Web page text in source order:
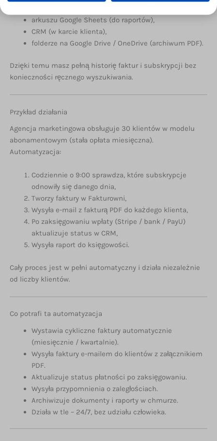
arkuszu Google Sheets (do raportów),
CRM (w karcie klienta),
folderze na Google Drive / OneDrive (archiwum PDF).
Dzięki temu masz pełną historię faktur i subskrypcji bez
konieczności ręcznego wyszukiwania.
Przykład działania
Agencja marketingowa obsługuje 30 klientów w modelu
abonamentowym (stała opłata miesięczna).
Automatyzacja:
Codziennie o 9:00 sprawdza, które subskrypcje
odnowiły się danego dnia,
Tworzy faktury w Fakturowni,
Wysyła e-mail z fakturą PDF do każdego klienta,
Po zaksięgowaniu wpłaty (Stripe / bank / PayU)
aktualizuje status w CRM,
Wysyła raport do księgowości.
Cały proces jest w pełni automatyczny i działa niezależnie
od liczby klientów.
Co potrafi ta automatyzacja
Wystawia cykliczne faktury automatycznie
(miesięcznie / kwartalnie).
Wysyła faktury e-mailem do klientów z załącznikiem
PDF.
Aktualizuje status płatności po zaksięgowaniu.
Wysyła przypomnienia o zaległościach.
Archiwizuje dokumenty i raporty w chmurze.
Działa w tle – 24/7, bez udziału człowieka.